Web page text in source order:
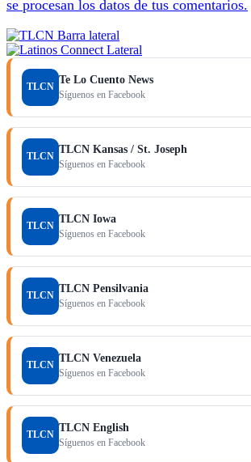
se procesan los datos de tus comentarios.
TLCN
Te Lo Cuento News
Síguenos en Facebook
TLCN
TLCN Kansas / St. Joseph
Síguenos en Facebook
TLCN
TLCN Iowa
Síguenos en Facebook
TLCN
TLCN Pensilvania
Síguenos en Facebook
TLCN
TLCN Venezuela
Síguenos en Facebook
TLCN
TLCN English
Síguenos en Facebook